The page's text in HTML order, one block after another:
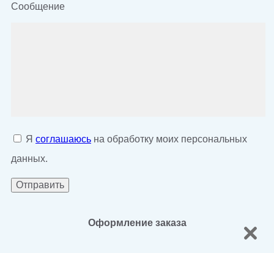
Сообщение
Я соглашаюсь на обработку моих персональных
данных.
Оформление заказа